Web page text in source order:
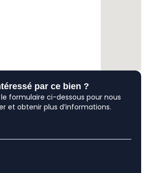
par ce bien ?
le formulaire ci-dessous pour nous
et obtenir plus d’informations.